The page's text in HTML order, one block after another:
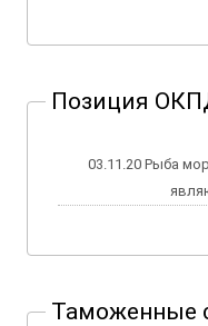
Позиция
03.11.20 Рыба морская свежая или охлажденная, не
Таможенные